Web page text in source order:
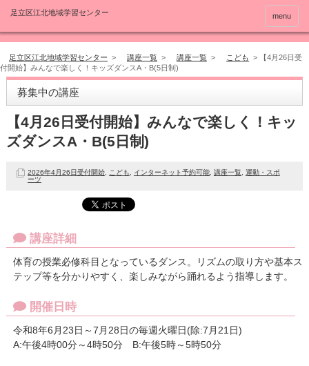
menu
足立区江北地域学習センター > 講座一覧 > 講座一覧 > こども >
【4月26日受
付開始】みんなで楽しく！キッズダンスA・B(5日制)
募集中の講座
【4月26日受付開始】みんなで楽しく！キッ
ズダンスA・B(5日制)
2026年4月26日受付開始, こども インターネット予約可能, 講座一覧, 運動・スポ
ーツ
講座詳細
体育の授業必修科目となっているダンス。リズムの取り方や基本ス
テップ等を分かりやすく、楽しみながら踊れるよう指導します。
開催日時
令和8年6月23日～7月28日の毎週火曜日(除:7月21日)
A:午後4時00分～4時50分 B:午後5時～5時50分